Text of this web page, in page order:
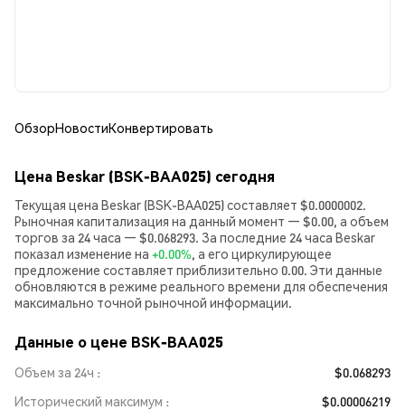
ОбзорНовостиКонвертировать
Цена Beskar (BSK-BAA025) сегодня
Текущая цена Beskar (BSK-BAA025) составляет $0.0000002.
Рыночная капитализация на данный момент — $0.00, а объем
торгов за 24 часа — $0.068293. За последние 24 часа Beskar
показал изменение на +0.00%, а его циркулирующее
предложение составляет приблизительно 0.00. Эти данные
обновляются в режиме реального времени для обеспечения
максимально точной рыночной информации.
Данные о цене BSK-BAA025
Объем за 24ч
$0.068293
Исторический максимум
$0.00006219